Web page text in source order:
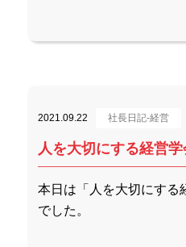
2021.09.22 社長日記-経営
人を大切にする経営
本日は「人を大切にする
でした。